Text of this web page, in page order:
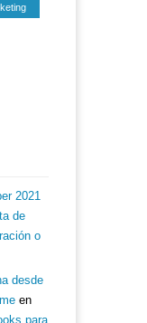
2021
de
o
desde
en
para